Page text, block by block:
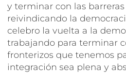
y terminar con las
reivindicando la
celebro la vuelta a la
trabajando para terminar
fronterizos que tenemos
integración sea plena y